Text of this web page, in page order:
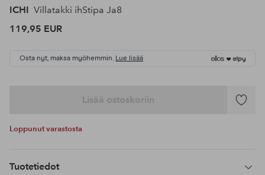
ICHI Villatakki ihStipa Ja8
119,95 EUR
Osta nyt, maksa myöhemmin. Lue lisää
Lisää ostoskoriin
Lisää
Loppunut varastosta
Tuotetiedot